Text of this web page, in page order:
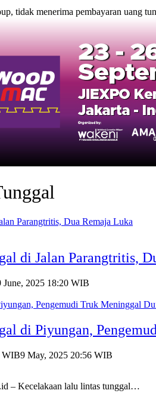
tidak menerima pembayaran uang
di Jalan Parangtritis,
June, 2025 18:20 WIB
di Piyungan,
WIB9 May, 2025 20:56 WIB
– Kecelakaan lalu lintas tunggal…